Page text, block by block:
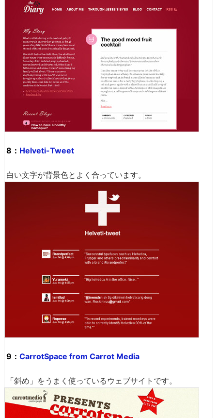
8： Helveti-Tweet
白い文字が背景色とよく合っています。
9： CarrotSpace from Carrot Media
「斜め」をうまく使っているウェブサイトです。